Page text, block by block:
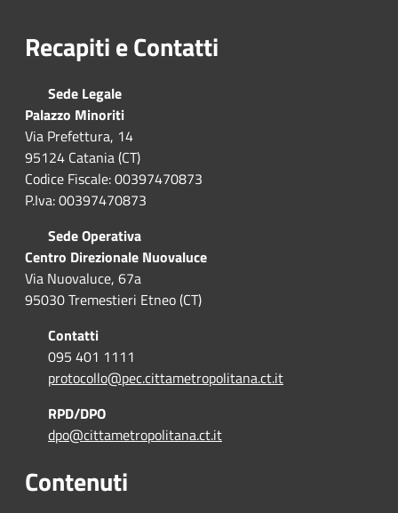
Recapiti e Contatti
Sede Legale
Palazzo Minoriti
Via Prefettura, 14
95124 Catania (CT)
Codice Fiscale: 00397470873
P.Iva: 00397470873
Sede Operativa
Centro Direzionale Nuovaluce
Via Nuovaluce, 67a
95030 Tremestieri Etneo (CT)
Contatti
095 401 1111
protocollo@pec.cittametropolitana.ct.it
RPD/DPO
dpo@cittametropolitana.ct.it
Contenuti